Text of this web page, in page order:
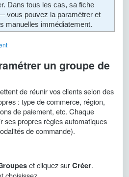
Dans tous les cas, sa fiche
vous pouvez la paramétrer et
manuelles immédiatement.
un groupe de
de réunir vos clients selon des
: type de commerce, région,
de paiement, etc. Chaque
ses propres règles automatiques
de commande).
et cliquez surCréer.